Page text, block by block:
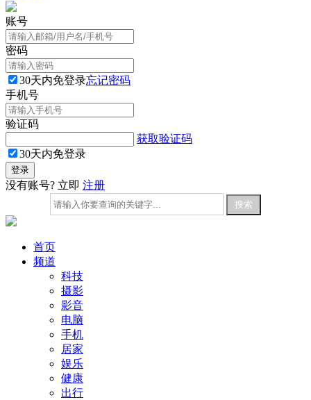
账号
密码
30天内免登录忘记密码
手机号
验证码
获取验证码
30天内免登录
没有账号? 立即 注册
首页
频道
科技
摄影
影音
电脑
手机
居家
娱乐
健康
出行